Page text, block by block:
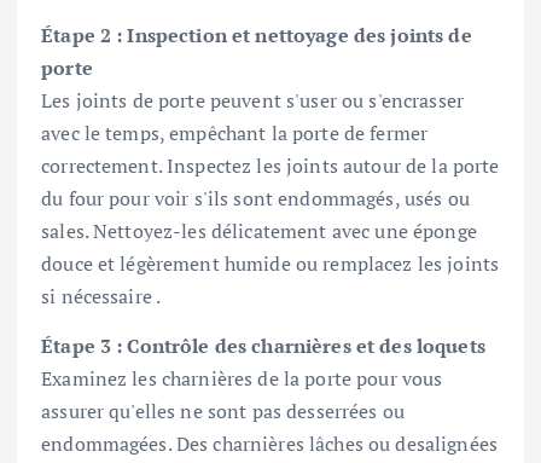
Étape 2 : Inspection et nettoyage des joints de
porte
Les joints de porte peuvent s'user ou s'encrasser
avec le temps, empêchant la porte de fermer
correctement. Inspectez les joints autour de la porte
du four pour voir s'ils sont endommagés, usés ou
sales. Nettoyez-les délicatement avec une éponge
douce et légèrement humide ou remplacez les joints
si nécessaire .
Étape 3 : Contrôle des charnières et des loquets
Examinez les charnières de la porte pour vous
assurer qu'elles ne sont pas desserrées ou
endommagées. Des charnières lâches ou desalignées